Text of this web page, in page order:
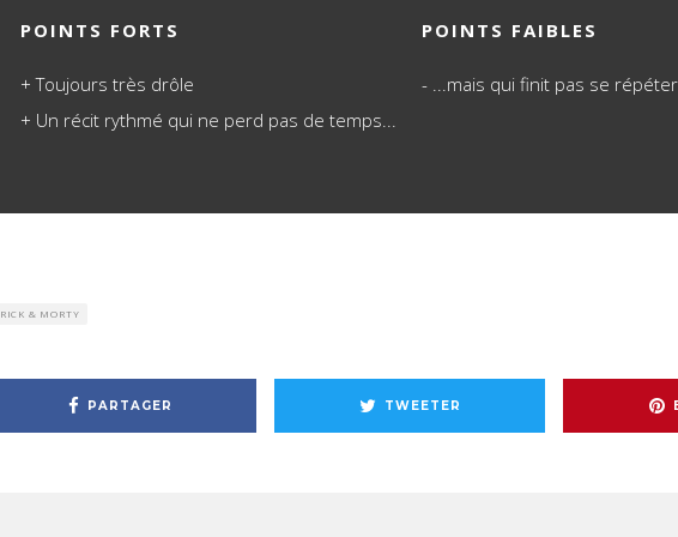
POINTS FORTS
Toujours très drôle
Un récit rythmé qui ne perd pas de temps...
POINTS FAIBLES
...mais qui finit pas se répéter
RICK & MORTY
PARTAGER TWEETER